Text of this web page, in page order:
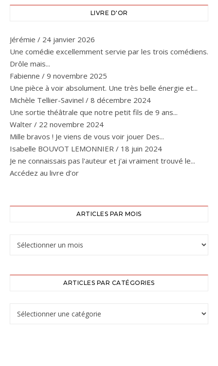
LIVRE D'OR
Jérémie / 24 janvier 2026
Une comédie excellemment servie par les trois comédiens.
Drôle mais...
Fabienne / 9 novembre 2025
Une pièce à voir absolument. Une très belle énergie et...
Michèle Tellier-Savinel / 8 décembre 2024
Une sortie théâtrale que notre petit fils de 9 ans...
Walter / 22 novembre 2024
Mille bravos ! Je viens de vous voir jouer Des...
Isabelle BOUVOT LEMONNIER / 18 juin 2024
Je ne connaissais pas l'auteur et j'ai vraiment trouvé le...
Accédez au livre d’or
ARTICLES PAR MOIS
ARTICLES PAR CATÉGORIES